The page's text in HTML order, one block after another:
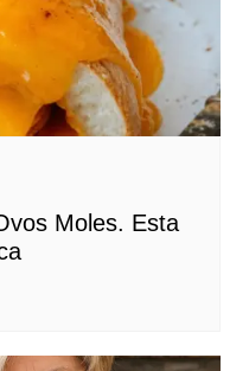
Moles. Esta